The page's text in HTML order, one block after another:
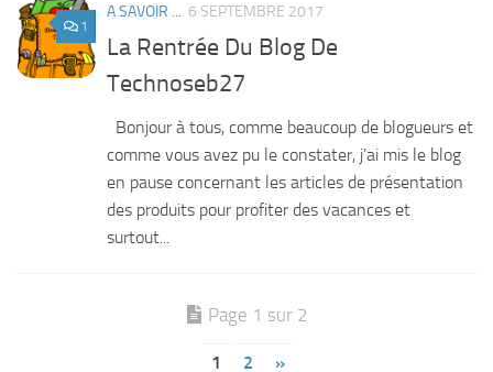
1
A SAVOIR ... 6 SEPTEMBRE 2017
La Rentrée Du Blog De
Technoseb27
Bonjour à tous, comme beaucoup de blogueurs et
comme vous avez pu le constater, j’ai mis le blog
en pause concernant les articles de présentation
des produits pour profiter des vacances et
surtout...
Page 1 sur 2
1 2 »